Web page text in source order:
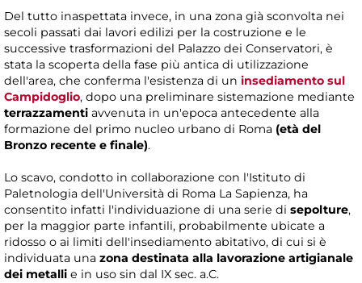
Del tutto inaspettata invece, in una zona già sconvolta nei
secoli passati dai lavori edilizi per la costruzione e le
successive trasformazioni del Palazzo dei Conservatori, è
stata la scoperta della fase più antica di utilizzazione
dell'area, che conferma l'esistenza di un insediamento sul
Campidoglio, dopo una preliminare sistemazione mediante
terrazzamenti avvenuta in un'epoca antecedente alla
formazione del primo nucleo urbano di Roma (età del
Bronzo recente e finale).
Lo scavo, condotto in collaborazione con l'Istituto di
Paletnologia dell'Università di Roma La Sapienza, ha
consentito infatti l'individuazione di una serie di sepolture,
per la maggior parte infantili, probabilmente ubicate a
ridosso o ai limiti dell'insediamento abitativo, di cui si è
individuata una zona destinata alla lavorazione artigianale
dei metalli e in uso sin dal IX sec. a.C.